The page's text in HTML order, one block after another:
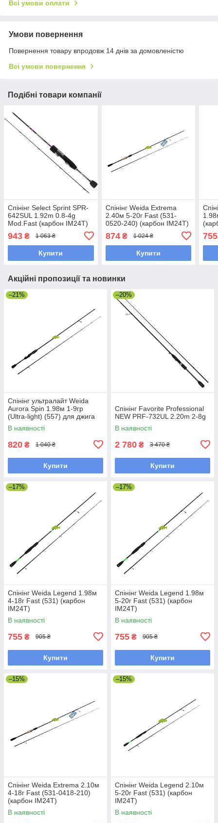
Всі умови оплати
Умови повернення
Повернення товару впродовж 14 днів за домовленістю
Всі умови повернення
Подібні товари компанії
Спінінг Select Sprint SPR-
642SUL 1.92m 0.8-4g
Mod.Fast (карбон IM24T)
943 ₴ 1 063 ₴
Купити
Спінінг Weida Extrema
2.40м 5-20г Fast (531-
0520-240) (карбон IM24T)
874₴ 1 024 ₴
Купити
755
Акційні пропозиції та новинки
–21%
Спінінг ультралайт Weida
Aurora Spin 1.98м 1-9гр
(Ultra-light) (557) для джига
В наявності
820 ₴ 1 040 ₴
Купити
–20%
Спінінг Favorite Professional
NEW PRF-732UL 2.20m 2-8g
В наявності
2 780 ₴ 3 470 ₴
Купити
–17%
Спінінг Weida Legend 1.98м
4-18г Fast (531) (карбон
IM24T)
В наявності
755 ₴ 905 ₴
Купити
–17%
Спінінг Weida Legend 1.98м
5-20г Fast (531) (карбон
IM24T)
В наявності
755 ₴ 905 ₴
Купити
–15%
Спінінг Weida Extrema 2.10м
4-18г Fast (531-0418-210)
(карбон IM24T)
В наявності
–15%
Спінінг Weida Legend 2.10м
5-20г Fast (531) (карбон
IM24T)
В наявності